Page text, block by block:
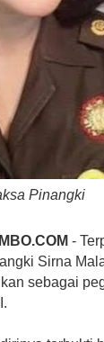
Pinangki
-
Sirna
sebagai